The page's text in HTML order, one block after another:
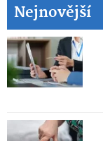
Nejnovější